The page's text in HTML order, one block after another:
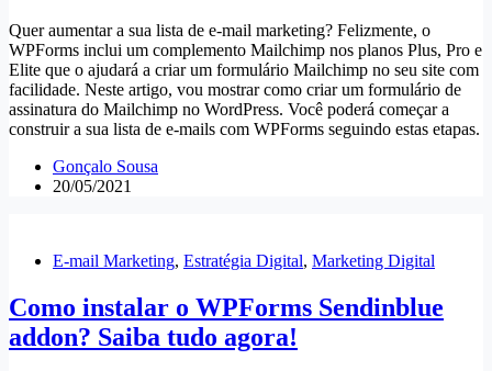
Quer aumentar a sua lista de e-mail marketing? Felizmente, o
WPForms inclui um complemento Mailchimp nos planos Plus, Pro e
Elite que o ajudará a criar um formulário Mailchimp no seu site com
facilidade. Neste artigo, vou mostrar como criar um formulário de
assinatura do Mailchimp no WordPress. Você poderá começar a
construir a sua lista de e-mails com WPForms seguindo estas etapas.
Gonçalo Sousa
20/05/2021
E-mail Marketing, Estratégia Digital, Marketing Digital
Como instalar o WPForms Sendinblue
addon? Saiba tudo agora!